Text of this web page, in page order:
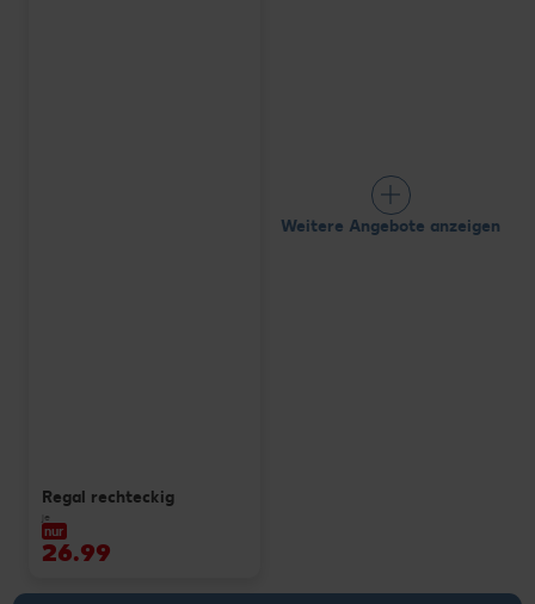
Regal rechteckig
je
nur
26.99
Weitere Angebote anzeigen